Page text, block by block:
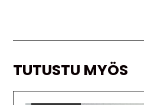
TUTUSTU MYÖS